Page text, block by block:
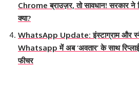
Chrome ब्राउज़र, तो सावधान! सरकार ने
क्या?
WhatsApp Update: इंस्टाग्राम और
Whatsapp में अब ‘अवतार’ के साथ
फीचर